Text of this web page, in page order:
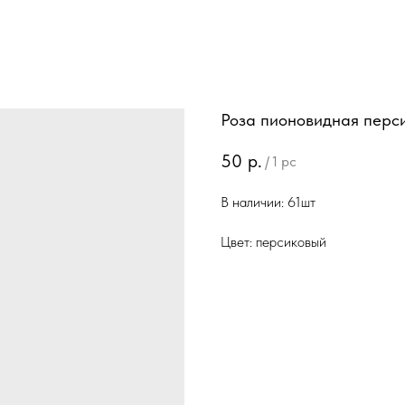
Роза пионовидная
50 р. / 1 pc
В наличии: 61шт
Цвет: персиковый